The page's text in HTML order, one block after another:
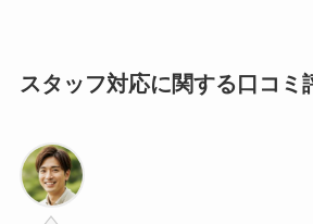
スタッフ対応に関する口コミ